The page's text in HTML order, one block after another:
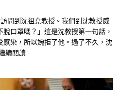
問到沈祖堯教授。我們到沈教授威
口罩嗎？」這是沈教授第一句話，
染，所以婉拒了他。過了不久，沈
續閱讀